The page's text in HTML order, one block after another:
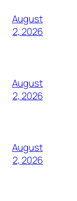
August
2, 2026
August
2, 2026
August
2, 2026